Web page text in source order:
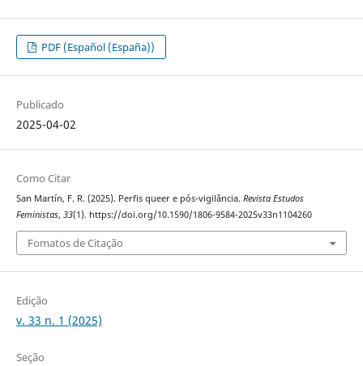
PDF (Español (España))
Publicado
2025-04-02
Como Citar
San Martín, F. R. (2025). Perfis queer e pós-vigilância. Revista Estudos
Feministas, 33(1). https://doi.org/10.1590/1806-9584-2025v33n1104260
Fomatos de Citação
Edição
v. 33 n. 1 (2025)
Seção